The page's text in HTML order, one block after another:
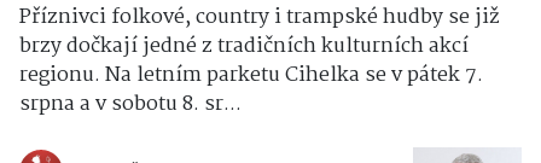
Příznivci folkové, country i trampské hudby se již
brzy dočkají jedné z tradičních kulturních akcí
regionu. Na letním parketu Cihelka se v pátek 7.
srpna a v sobotu 8. sr...